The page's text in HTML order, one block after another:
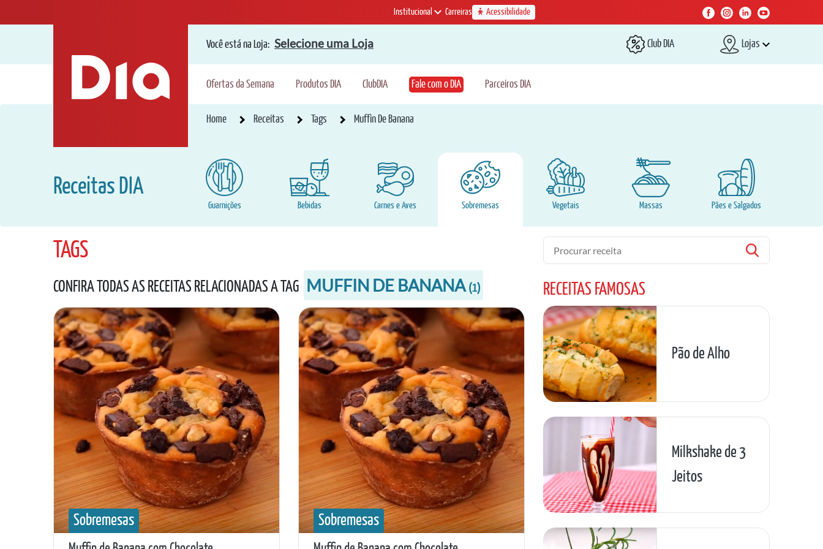
Institucional Carreiras Acessibilidade
Você está na Loja: Selecione uma Loja Club DIA Lojas
Ofertas da Semana Produtos DIA ClubDIA Fale com o DIA Parceiros DIA
Home Receitas Tags Muffin De Banana
Receitas DIA
Guarnições Bebidas Carnes e Aves Sobremesas Vegetais Massas Pães e Salgados
TAGS
CONFIRA TODAS AS RECEITAS RELACIONADAS A TAG MUFFIN DE BANANA (1)
Sobremesas Sobremesas
Pesquisa
RECEITAS FAMOSAS
Pão de Alho
Milkshake de 3
Jeitos